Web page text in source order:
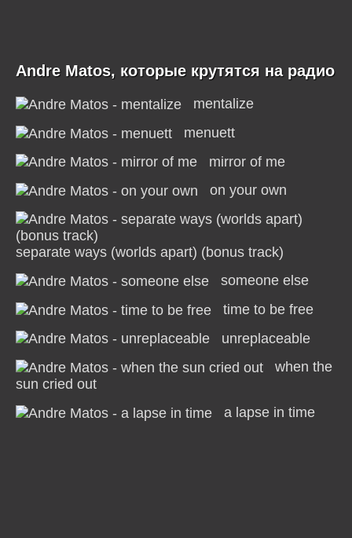
Andre Matos, которые крутятся на радио
mentalize
menuett
mirror of me
on your own
separate ways (worlds apart) (bonus track)
someone else
time to be free
unreplaceable
when the
sun cried out
a lapse in time